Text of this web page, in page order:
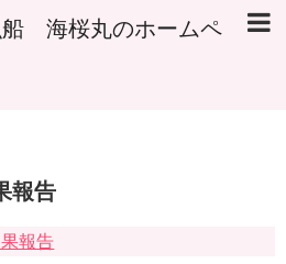
船 海桜丸のホームペ
報告
報告